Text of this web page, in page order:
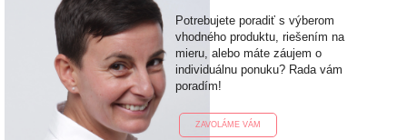
Potrebujete poradiť s výberom
vhodného produktu, riešením na
mieru, alebo máte záujem o
individuálnu ponuku? Rada vám
poradím!
ZAVOLÁME VÁM